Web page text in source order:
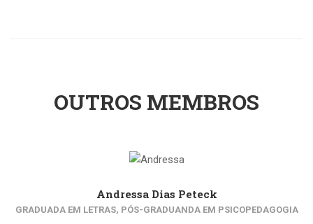
OUTROS MEMBROS
Andressa Dias Peteck
GRADUADA EM LETRAS, PÓS-GRADUANDA EM PSICOPEDAGOGIA